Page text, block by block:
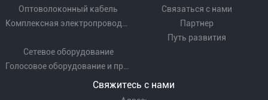
Оптоволоконный кабель
Сетевое оборудование
Связаться с нами
Партнер
Путь развития
Свяжитесь с нами